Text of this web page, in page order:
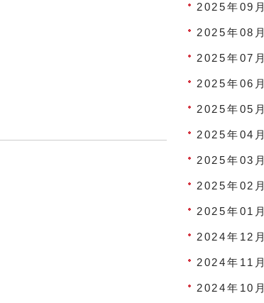
2025年09月
2025年08月
2025年07月
2025年06月
2025年05月
2025年04月
2025年03月
2025年02月
2025年01月
2024年12月
2024年11月
2024年10月